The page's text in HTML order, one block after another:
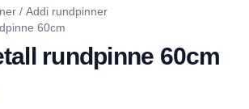
/ Addi rundpinner
60cm
rundpinne 60cm